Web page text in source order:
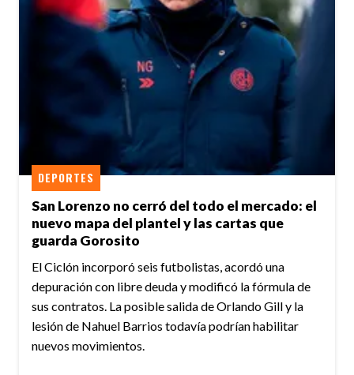
San Lorenzo no cerró del todo el mercado: el
nuevo mapa del plantel y las cartas que
guarda Gorosito
DEPORTES
El Ciclón incorporó seis futbolistas, acordó una
depuración con libre deuda y modificó la fórmula de
sus contratos. La posible salida de Orlando Gill y la
lesión de Nahuel Barrios todavía podrían habilitar
nuevos movimientos.